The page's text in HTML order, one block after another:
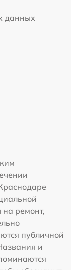
данных
на ремонт,
публичной
и